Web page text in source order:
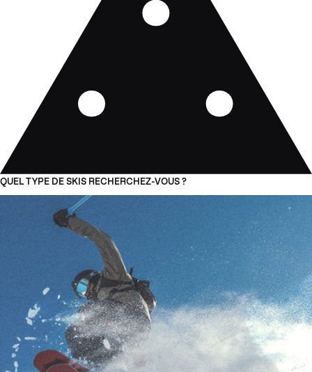
QUEL TYPE DE SKIS RECHERCHEZ-VOUS ?
01